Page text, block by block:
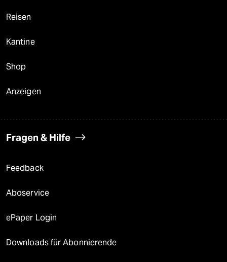
Reisen
Kantine
Shop
Anzeigen
Fragen & Hilfe
Feedback
Aboservice
ePaper Login
Downloads für Abonnierende